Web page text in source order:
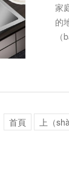
家
的
首頁 上（